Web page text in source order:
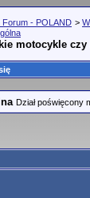
Forum - POLAND >
motocykle
Dział poświęcony